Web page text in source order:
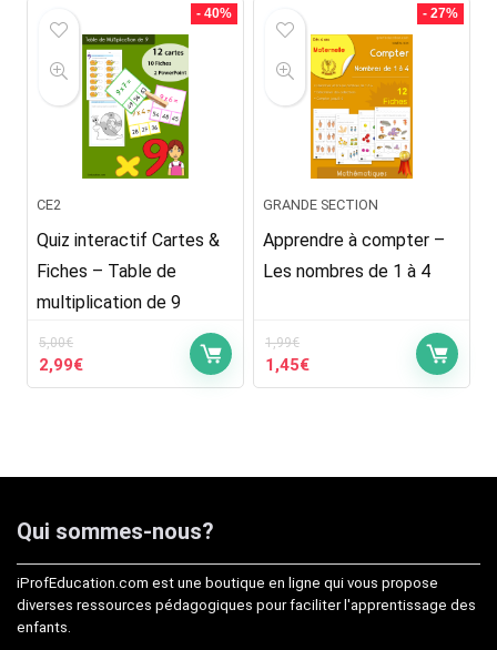
- 40%
CE2
Quiz interactif Cartes &
Fiches – Table de
multiplication de 9
5,00€
Le
prix
2,99€Le
prix
- 27%
GRANDE SECTION
Apprendre à compter –
Les nombres de 1 à 4
1,99€
Le
prix
1,45€Le
prix
Qui sommes-nous?
iProfEducation.com est une boutique en ligne qui vous propose
diverses ressources pédagogiques pour faciliter l'apprentissage des
enfants.